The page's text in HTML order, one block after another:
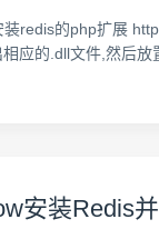
装redis的php扩展
应的.dll文件,然后
安装Redis